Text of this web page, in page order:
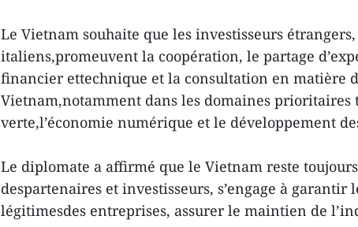
Le Vietnam souhaite que les investisseurs
italiens,promeuvent la coopération, le partage
financier ettechnique et la consultation en matière
Vietnam,notamment dans les domaines prioritaires
verte,l’économie numérique et le développement
Le diplomate a affirmé que le Vietnam reste toujours
despartenaires et investisseurs, s’engage à garantir
légitimesdes entreprises, assurer le maintien de